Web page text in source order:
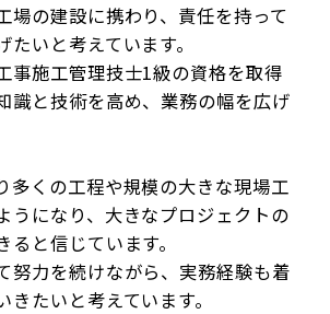
場の建設に携わり、責任を持って
いと考えています。
事施工管理技士1級の資格を取得
識と技術を高め、業務の幅を広げ
多くの工程や規模の大きな現場工
うになり、大きなプロジェクトの
と信じています。
努力を続けながら、実務経験も着
たいと考えています。